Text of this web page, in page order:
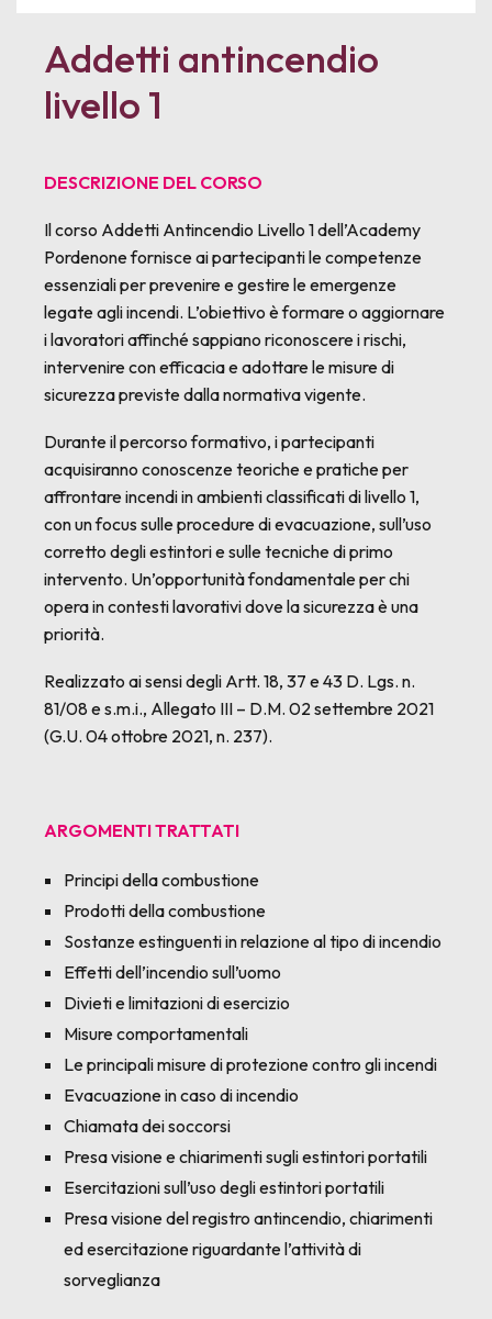
Addetti antincendio
livello 1
DESCRIZIONE DEL CORSO
Il corso Addetti Antincendio Livello 1 dell’Academy
Pordenone fornisce ai partecipanti le competenze
essenziali per prevenire e gestire le emergenze
legate agli incendi. L’obiettivo è formare o aggiornare
i lavoratori affinché sappiano riconoscere i rischi,
intervenire con efficacia e adottare le misure di
sicurezza previste dalla normativa vigente.
Durante il percorso formativo, i partecipanti
acquisiranno conoscenze teoriche e pratiche per
affrontare incendi in ambienti classificati di livello 1,
con un focus sulle procedure di evacuazione, sull’uso
corretto degli estintori e sulle tecniche di primo
intervento. Un’opportunità fondamentale per chi
opera in contesti lavorativi dove la sicurezza è una
priorità.
Realizzato ai sensi degli Artt. 18, 37 e 43 D. Lgs. n.
81/08 e s.m.i., Allegato III – D.M. 02 settembre 2021
(G.U. 04 ottobre 2021, n. 237).
ARGOMENTI TRATTATI
Principi della combustione
Prodotti della combustione
Sostanze estinguenti in relazione al tipo di incendio
Effetti dell’incendio sull’uomo
Divieti e limitazioni di esercizio
Misure comportamentali
Le principali misure di protezione contro gli incendi
Evacuazione in caso di incendio
Chiamata dei soccorsi
Presa visione e chiarimenti sugli estintori portatili
Esercitazioni sull’uso degli estintori portatili
Presa visione del registro antincendio, chiarimenti
ed esercitazione riguardante l’attività di
sorveglianza